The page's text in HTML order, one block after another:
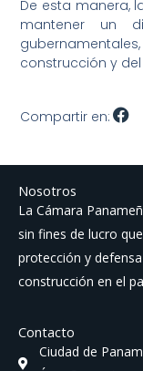
De esta manera,
mantener un
construcción y
Compartir en:
Nosotros
La Cámara
sin fines de lucro
protección y
construcción en el
Contacto
Ciudad de